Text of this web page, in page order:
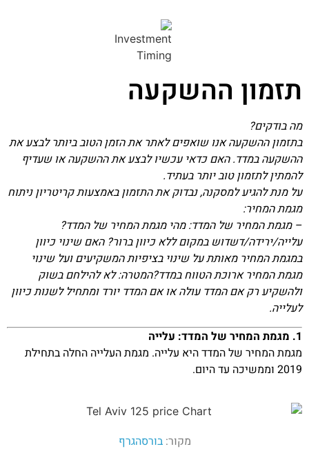
תזמון ההשקעה
מה בודקים?
בתזמון ההשקעה אנו שואפים לאתר את הזמן הטוב ביותר לבצע את
ההשקעה במדד. האם כדאי עכשיו לבצע את ההשקעה או שעדיף
להמתין לתזמון טוב יותר בעתיד.
על מנת להגיע למסקנה, נבדוק את התזמון באמצעות קריטריון ניתוח
מגמת המחיר:
– מגמת המחיר של המדד: מהי מגמת המחיר של המדד?
עלייה/ירידה/דשדוש במקום ללא כיוון ברור? האם שינוי כיוון
במגמת המחיר מאותת על שינוי בציפיות המשקיעים ועל שינוי
מגמת המחיר ארוכת הטווח במדד?המטרה: לא להילחם בשוק
ולהשקיע רק אם המדד עולה או אם המדד יורד ומתחיל לשנות כיוון
לעלייה.
1. מגמת המחיר של המדד: עלייה
מגמת המחיר של המדד היא עלייה. מגמת העלייה החלה בתחילת
2019 וממשיכה עד היום.
מקור:בורסהגרף